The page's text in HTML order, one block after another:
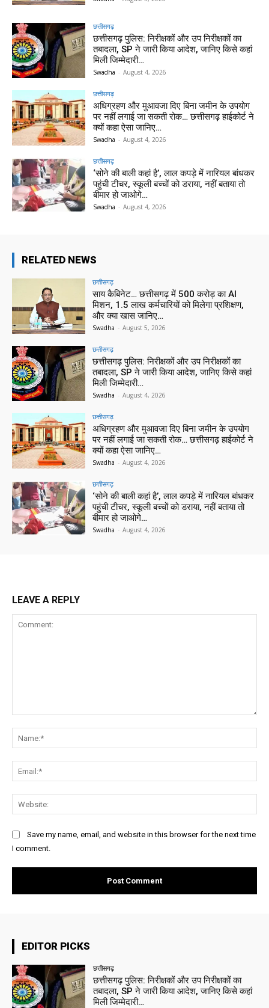
छत्तीसगढ़
छत्तीसगढ़ पुलिस: निरीक्षकों और उप निरीक्षकों का
तबादला, SP ने जारी किया आदेश, जानिए किसे कहां
मिली जिम्मेदारी…
Swadha - August 4, 2026
छत्तीसगढ़
अधिग्रहण और मुआवजा दिए बिना जमीन के उपयोग
पर नहीं लगाई जा सकती रोक… छत्तीसगढ़ हाईकोर्ट ने
क्यों कहा ऐसा जानिए…
Swadha - August 4, 2026
छत्तीसगढ़
‘सोने की बाली कहां है’, लाल कपड़े में नारियल बांधकर
पहुंची टीचर, स्कूली बच्चों को डराया, नहीं बताया तो
बीमार हो जाओगे…
Swadha - August 4, 2026
RELATED NEWS
छत्तीसगढ़
साय कैबिनेट… छत्तीसगढ़ में 500 करोड़ का AI
मिशन, 1.5 लाख कर्मचारियों को मिलेगा प्रशिक्षण,
और क्या खास जानिए…
Swadha - August 5, 2026
छत्तीसगढ़
छत्तीसगढ़ पुलिस: निरीक्षकों और उप निरीक्षकों का
तबादला, SP ने जारी किया आदेश, जानिए किसे कहां
मिली जिम्मेदारी…
Swadha - August 4, 2026
छत्तीसगढ़
अधिग्रहण और मुआवजा दिए बिना जमीन के उपयोग
पर नहीं लगाई जा सकती रोक… छत्तीसगढ़ हाईकोर्ट ने
क्यों कहा ऐसा जानिए…
Swadha - August 4, 2026
छत्तीसगढ़
‘सोने की बाली कहां है’, लाल कपड़े में नारियल बांधकर
पहुंची टीचर, स्कूली बच्चों को डराया, नहीं बताया तो
बीमार हो जाओगे…
Swadha - August 4, 2026
LEAVE A REPLY
Save my name, email, and website in this browser for the next time
I comment.
EDITOR PICKS
छत्तीसगढ़
छत्तीसगढ़ पुलिस: निरीक्षकों और उप निरीक्षकों का
तबादला, SP ने जारी किया आदेश, जानिए किसे कहां
मिली जिम्मेदारी…